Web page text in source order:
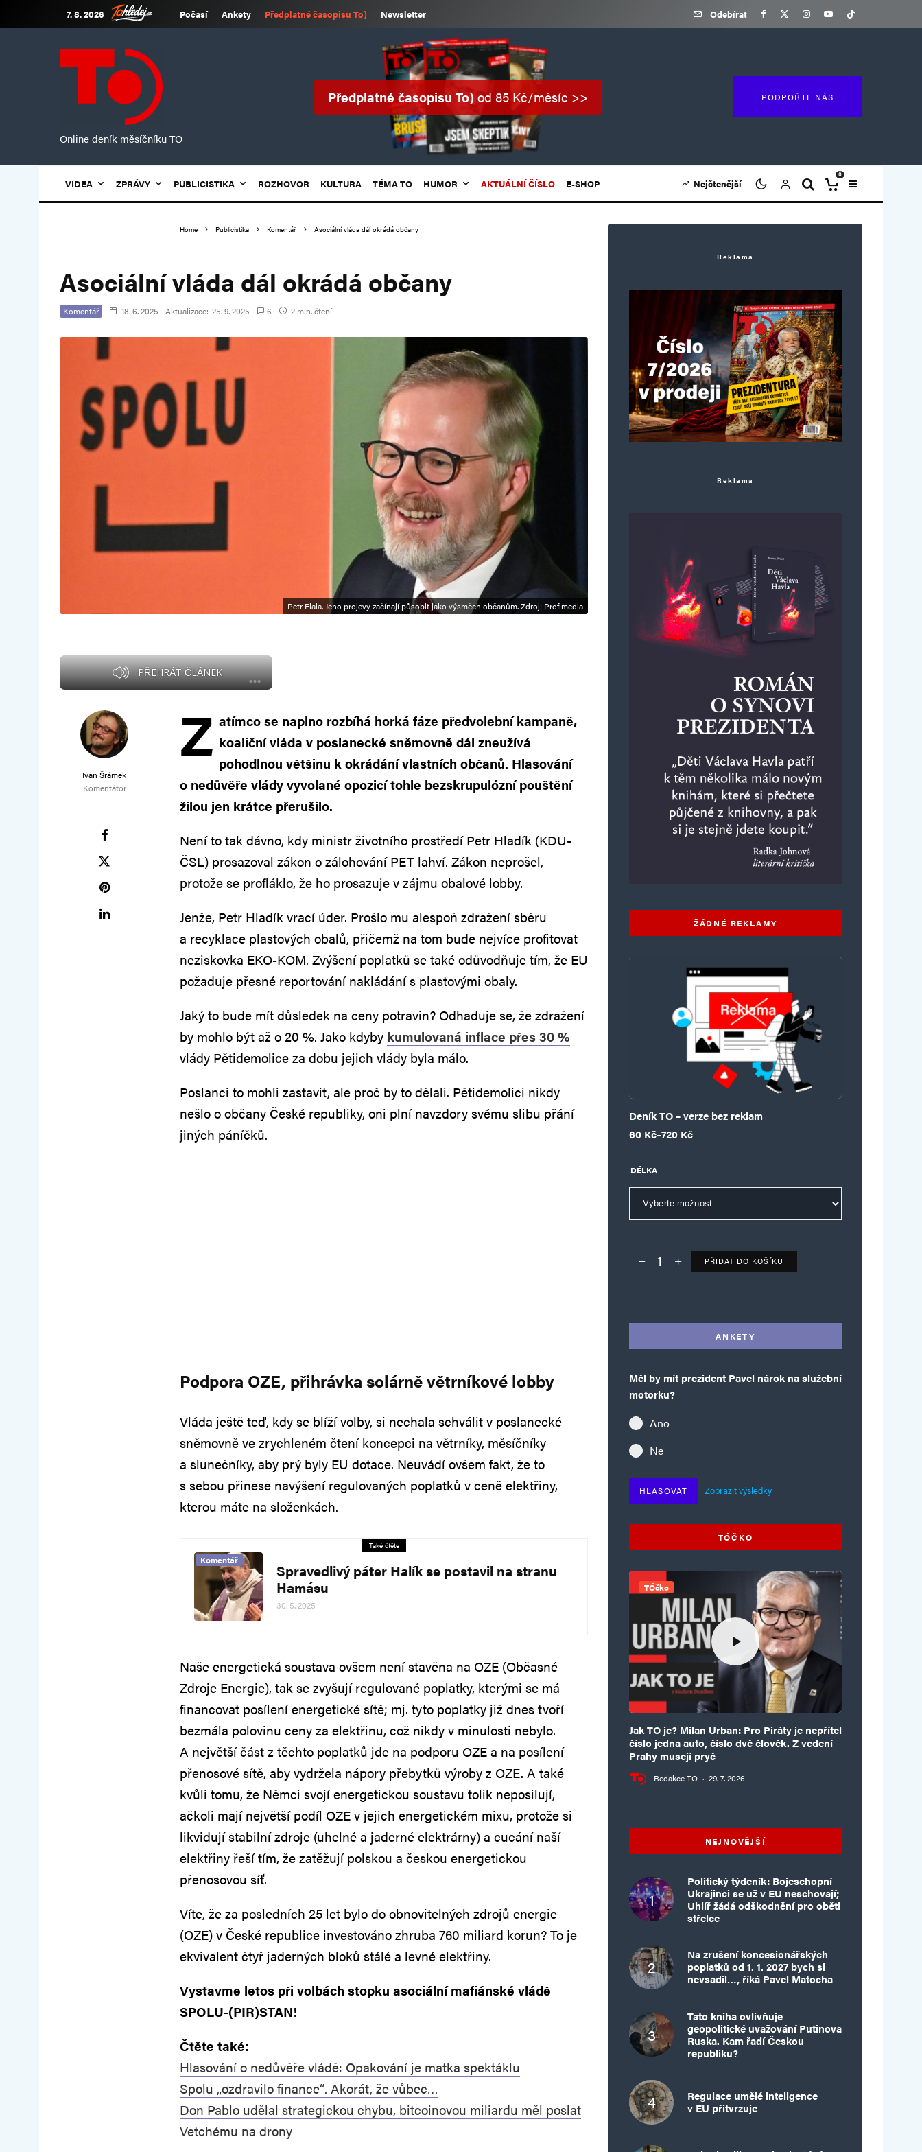
7. 8. 2026 Počasí Ankety Předplatné časopisu To) Newsletter Odebírat
Online deník měsíčníku TO
Předplatné časopisu To)od 85 Kč/měsíc >> PODPOŘTE NÁS
VIDEA ZPRÁVY PUBLICISTIKA ROZHOVOR KULTURA TÉMA TO HUMOR AKTUÁLNÍ ČÍSLO E-SHOP Nejčtenější
0
Home Publicistika Komentář Asociální vláda dál okrádá občany
Asociální vláda dál okrádá občany
Komentář 18. 6. 2025 Aktualizace: 25. 9. 2025 6 2 min. čtení
Petr Fiala. Jeho projevy začínají působit jako výsměch občanům. Zdroj: Profimedia
PŘEHRÁT ČLÁNEK
Ivan Šrámek
Komentátor
Z atímco se naplno rozbíhá horká fáze předvolební kampaně,
koaliční vláda v poslanecké sněmovně dál zneužívá
pohodlnou většinu k okrádání vlastních občanů. Hlasování
o nedůvěře vlády vyvolané opozicí tohle bezskrupulózní pouštění
žilou jen krátce přerušilo.
Není to tak dávno, kdy ministr životního prostředí Petr Hladík (KDU-
ČSL) prosazoval zákon o zálohování PET lahví. Zákon neprošel,
protože se profláklo, že ho prosazuje v zájmu obalové lobby.
Jenže, Petr Hladík vrací úder. Prošlo mu alespoň zdražení sběru
a recyklace plastových obalů, přičemž na tom bude nejvíce profitovat
neziskovka EKO-KOM. Zvýšení poplatků se také odůvodňuje tím, že EU
požaduje přesné reportování nakládání s plastovými obaly.
Jaký to bude mít důsledek na ceny potravin? Odhaduje se, že zdražení
by mohlo být až o 20 %. Jako kdyby kumulovaná inflace přes 30 %
vlády Pětidemolice za dobu jejich vlády byla málo.
Poslanci to mohli zastavit, ale proč by to dělali. Pětidemolici nikdy
nešlo o občany České republiky, oni plní navzdory svému slibu přání
jiných páníčků.
Podpora OZE, přihrávka solárně větrníkové lobby
Vláda ještě teď, kdy se blíží volby, si nechala schválit v poslanecké
sněmovně ve zrychleném čtení koncepci na větrníky, měsíčníky
a slunečníky, aby prý byly EU dotace. Neuvádí ovšem fakt, že to
s sebou přinese navýšení regulovaných poplatků v ceně elektřiny,
kterou máte na složenkách.
Také čtěte
Komentář
Spravedlivý páter Halík se postavil na stranu
Hamásu
30. 5. 2025
Naše energetická soustava ovšem není stavěna na OZE (Občasné
Zdroje Energie), tak se zvyšují regulované poplatky, kterými se má
financovat posílení energetické sítě; mj. tyto poplatky již dnes tvoří
bezmála polovinu ceny za elektřinu, což nikdy v minulosti nebylo.
A největší část z těchto poplatků jde na podporu OZE a na posílení
přenosové sítě, aby vydržela nápory přebytků výroby z OZE. A také
kvůli tomu, že Němci svojí energetickou soustavu tolik neposilují,
ačkoli mají největší podíl OZE v jejich energetickém mixu, protože si
likvidují stabilní zdroje (uhelné a jaderné elektrárny) a cucání naší
elektřiny řeší tím, že zatěžují polskou a českou energetickou
přenosovou síť.
Víte, že za posledních 25 let bylo do obnovitelných zdrojů energie
(OZE) v České republice investováno zhruba 760 miliard korun? To je
ekvivalent čtyř jaderných bloků stálé a levné elektřiny.
Vystavme letos při volbách stopku asociální mafiánské vládě
SPOLU-(PIR)STAN!
Čtěte také:
Hlasování o nedůvěře vládě: Opakování je matka spektáklu
Spolu „ozdravilo finance“. Akorát, že vůbec…
Don Pablo udělal strategickou chybu, bitcoinovou miliardu měl poslat
Vetchému na drony
Reklama
Reklama
ŽÁDNÉ REKLAMY
Deník TO – verze bez reklam
60 Kč–720 Kč
Rozpětí cen: 60 Kč až 720 Kč
DÉLKA
Deník TO – verze bez reklam množství
PŘIDAT DO KOŠÍKU
ANKETY
Měl by mít prezident Pavel nárok na služební
motorku?
Ano
Ne
HLASOVAT Zobrazit výsledky
TÓČKO
TÓčko
Jak TO je? Milan Urban: Pro Piráty je nepřítel
číslo jedna auto, číslo dvě člověk. Z vedení
Prahy musejí pryč
Redakce TO · 29. 7. 2026
NEJNOVĚJŠÍ
Politický týdeník: Bojeschopní
Ukrajinci se už v EU neschovají;
Uhlíř žádá odškodnění pro oběti
střelce
Na zrušení koncesionářských
poplatků od 1. 1. 2027 bych si
nevsadil…, říká Pavel Matocha
Tato kniha ovlivňuje
geopolitické uvažování Putinova
Ruska. Kam řadí Českou
republiku?
Regulace umělé inteligence
v EU přitvrzuje